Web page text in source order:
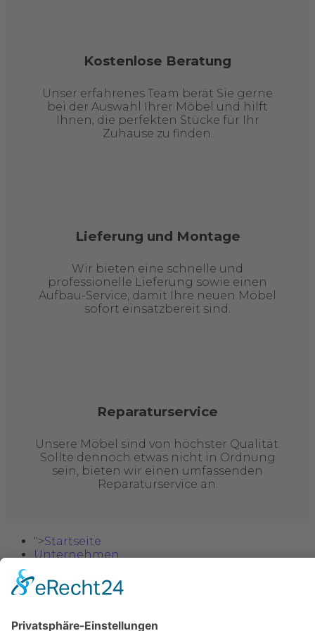
Kostenlose Beratung
Unser erfahrenes Team berät Sie gerne
bei der Auswahl Ihrer Möbel und hilft
Ihnen, die perfekten Stücke für Ihr
Zuhause zu finden.
Lieferung und Montage
Wir bieten eine schnelle und
professionelle Lieferung sowie einen
Aufbau-Service, damit Ihre neuen Möbel
sofort einsatzbereit sind.
Reparaturservice
Unsere Möbel sind von höchster Qualität.
Sollte dennoch etwas nicht in Ordnung
sein, bieten wir einen umfassenden
Reparaturservice an.
">Startseite
Unternehmen
Sitzgarnituren
Wohnzimmer
Schlafzimmer